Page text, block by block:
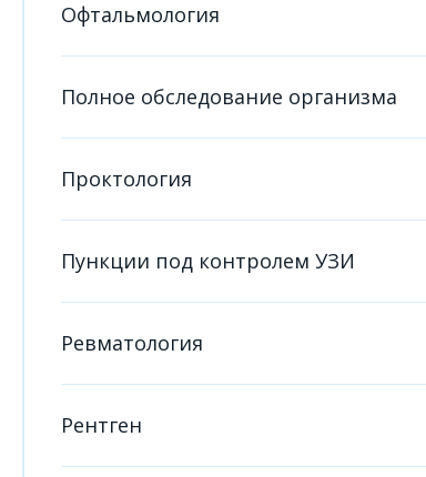
Офтальмология
Полное обследование организма
Проктология
Пункции под контролем УЗИ
Ревматология
Рентген